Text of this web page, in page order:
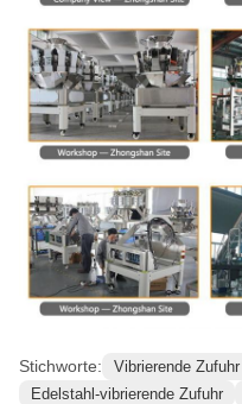
Stichworte:
Vibrierende
Edelstahl-vibrierende Zufuhr